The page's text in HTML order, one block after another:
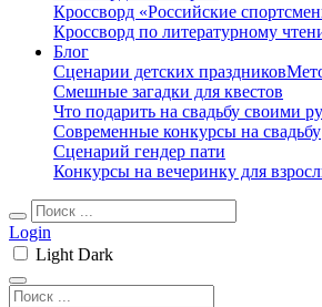
Кроссворд «Российские
Кроссворд по литературному
Блог
Сценарии детских праздников
Смешные загадки для квестов
Что подарить на свадьбу своими
Современные конкурсы на свадьбу
Сценарий гендер пати
Конкурсы на вечеринку для
Login
Light Dark